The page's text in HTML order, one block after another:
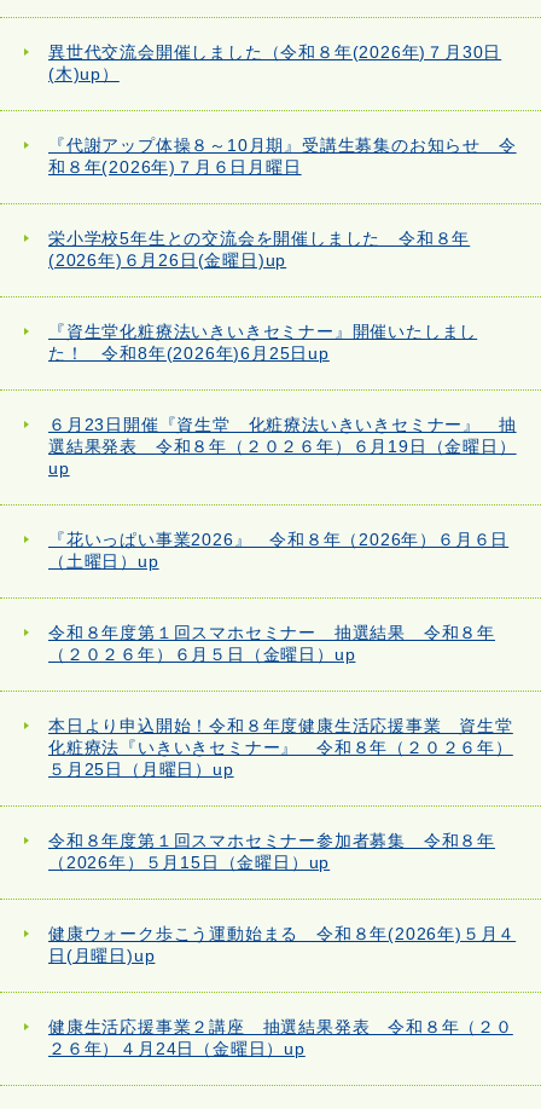
異世代交流会開催しました（令和８年(2026年)７月30日
(木)up）
『代謝アップ体操８～10月期』受講生募集のお知らせ 令
和８年(2026年)７月６日月曜日
栄小学校5年生との交流会を開催しました 令和８年
(2026年)６月26日(金曜日)up
『資生堂化粧療法いきいきセミナー』開催いたしまし
た！ 令和8年(2026年)6月25日up
６月23日開催『資生堂 化粧療法いきいきセミナー』 抽
選結果発表 令和８年（２０２６年）６月19日（金曜日）
up
『花いっぱい事業2026』 令和８年（2026年）６月６日
（土曜日）up
令和８年度第１回スマホセミナー 抽選結果 令和８年
（２０２６年）６月５日（金曜日）up
本日より申込開始！令和８年度健康生活応援事業 資生堂
化粧療法『いきいきセミナー』 令和８年（２０２６年）
５月25日（月曜日）up
令和８年度第１回スマホセミナー参加者募集 令和８年
（2026年）５月15日（金曜日）up
健康ウォーク歩こう運動始まる 令和８年(2026年)５月４
日(月曜日)up
健康生活応援事業２講座 抽選結果発表 令和８年（２０
２６年）４月24日（金曜日）up